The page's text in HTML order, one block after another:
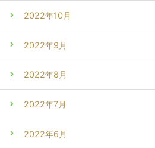
2022年10月
2022年9月
2022年8月
2022年7月
2022年6月